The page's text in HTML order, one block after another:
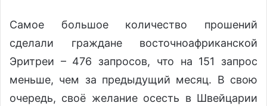
Самое большое количество прошений
сделали граждане восточноафриканской
Эритреи – 476 запросов, что на 151 запрос
меньше, чем за предыдущий месяц. В свою
очередь, своё желание осесть в Швейцарии